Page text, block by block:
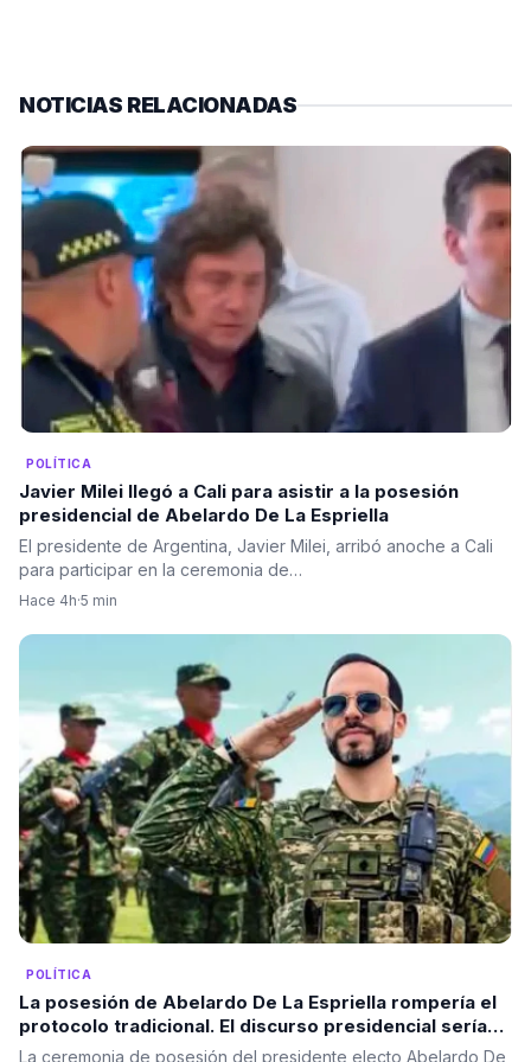
NOTICIAS RELACIONADAS
POLÍTICA
Javier Milei llegó a Cali para asistir a la posesión
presidencial de Abelardo De La Espriella
El presidente de Argentina, Javier Milei, arribó anoche a Cali
para participar en la ceremonia de…
Hace 4h·5 min
POLÍTICA
La posesión de Abelardo De La Espriella rompería el
protocolo tradicional. El discurso presidencial sería
ante las Fuerzas Militares, no ante el Congreso.
La ceremonia de posesión del presidente electo Abelardo De